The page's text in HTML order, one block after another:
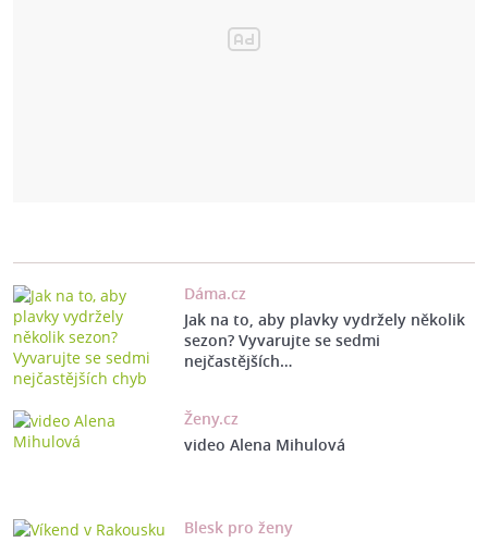
Dáma.cz
Jak na to, aby plavky vydržely několik
sezon? Vyvarujte se sedmi
nejčastějších…
Ženy.cz
video Alena Mihulová
Blesk pro ženy